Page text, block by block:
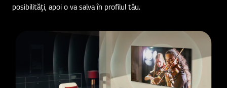
posibilități, apoi o va salva în profilul tău.